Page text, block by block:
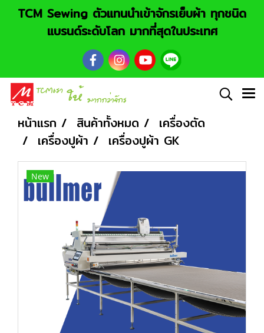
TCM Sewing ตัวแทนนำเข้าจักรเย็บผ้า ทุกชนิด
แบรนด์ระดับโลก มากที่สุดในประเทศ
หน้าแรก สินค้าทั้งหมด
เครื่องตัด
เครื่องปูผ้า
เครื่องปูผ้า GK
New